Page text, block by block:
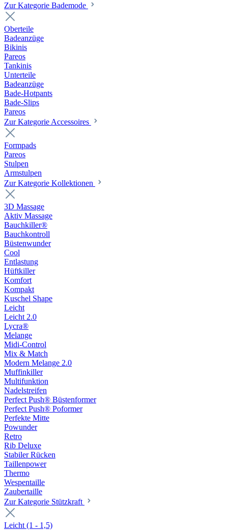
Zur Kategorie Bademode
Oberteile
Badeanzüge
Bikinis
Pareos
Tankinis
Unterteile
Badeanzüge
Bade-Hotpants
Bade-Slips
Pareos
Zur Kategorie Accessoires
Formpads
Pareos
Stulpen
Armstulpen
Zur Kategorie Kollektionen
3D Massage
Aktiv Massage
Bauchkiller®
Bauchkontroll
Büstenwunder
Cool
Entlastung
Hüftkiller
Komfort
Kompakt
Kuschel Shape
Leicht
Leicht 2.0
Lycra®
Melange
Midi-Control
Mix & Match
Modern Melange 2.0
Muffinkiller
Multifunktion
Nadelstreifen
Perfect Push® Büstenformer
Perfect Push® Poformer
Perfekte Mitte
Powunder
Retro
Rib Deluxe
Stabiler Rücken
Taillenpower
Thermo
Wespentaille
Zaubertaille
Zur Kategorie Stützkraft
Leicht (1 - 1,5)